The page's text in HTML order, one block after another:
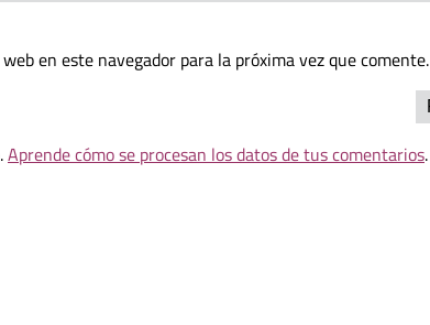
en este navegador para la próxima vez que comente.
Aprende cómo se procesan los datos de tus comentarios.